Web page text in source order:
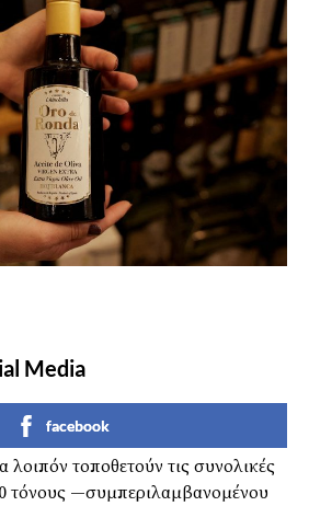
Media
facebook
λοιπόν τοποθετούν τις συνολικές
τόνους —συμπεριλαμβανομένου